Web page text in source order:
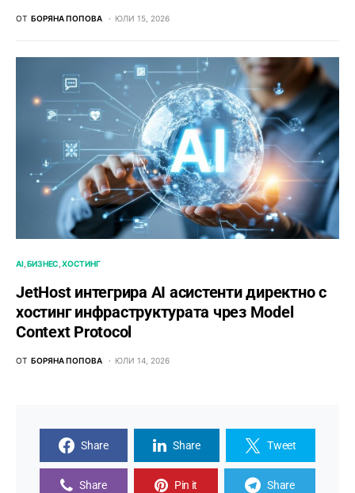
ОТ БОРЯНА ПОПОВА ЮЛИ 15, 2026
AI БИЗНЕС ХОСТИНГ
JetHost интегрира AI асистенти директно с
хостинг инфраструктурата чрез Model
Context Protocol
ОТ БОРЯНА ПОПОВА ЮЛИ 14, 2026
Share Share Tweet
Share Pin it Share